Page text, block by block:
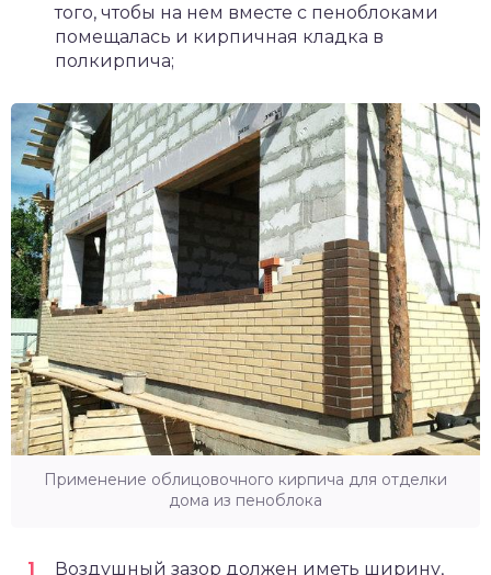
того, чтобы на нем вместе с пеноблоками
помещалась и кирпичная кладка в
полкирпича;
Применение облицовочного кирпича для отделки
дома из пеноблока
Воздушный зазор должен иметь ширину,